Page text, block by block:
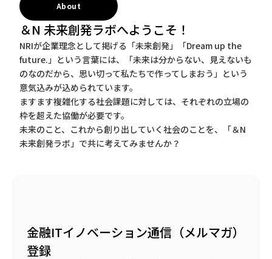
About
＆N 未来創発ラボへようこそ！
NRIが企業理念として掲げる「未来創発」「Dream up the
future.」という言葉には、「未来は分からない、見えないも
のなのだから、思い切って私たちで作ってしまおう」という
意気込みが込められています。
ますます複雑化する社会課題に対しては、それぞれの立場の
枠を超えた協働が必要です。
未来のこと、これから創り出していく社会のことを、「＆N
未来創発ラボ」で共に考えてみませんか？
金融ITイノベーション通信（メルマガ）
登録